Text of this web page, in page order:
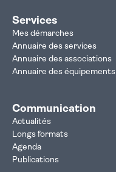
Services
Mes démarches
Annuaire des services
Annuaire des associations
Annuaire des équipements
Communication
Actualités
Longs formats
Agenda
Publications